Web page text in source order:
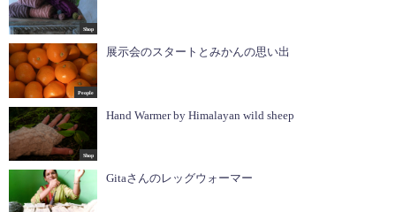
Shop
People
展示会のスタートとみかんの思い出
Shop
Hand Warmer by Himalayan wild sheep
Gitaさんのレッグウォーマー